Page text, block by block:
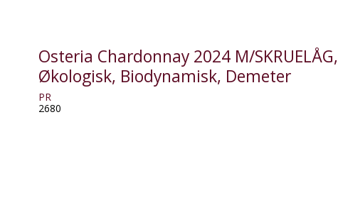
Osteria Chardonnay 2024 M/SKRUELÅG,
Økologisk, Biodynamisk, Demeter
PR
2680